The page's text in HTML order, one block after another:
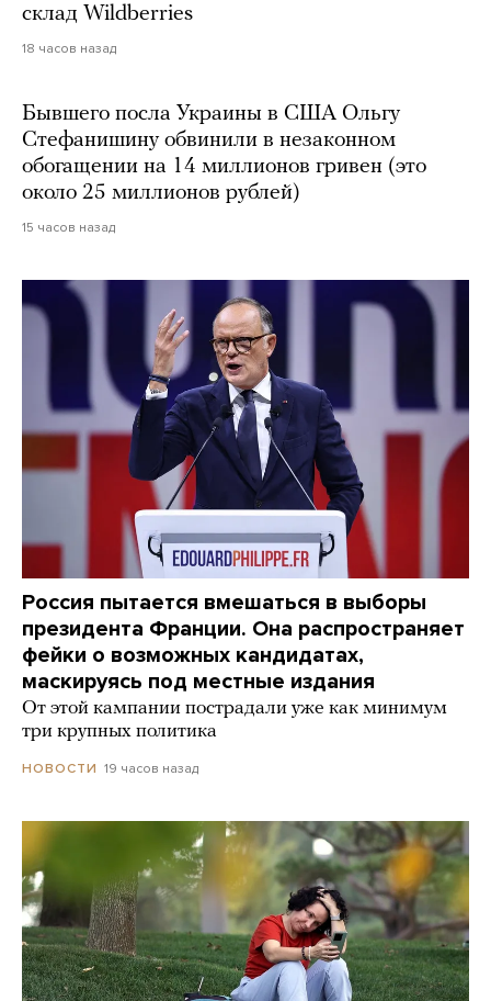
склад Wildberries
18 часов назад
Бывшего посла Украины в США Ольгу
Стефанишину обвинили в незаконном
обогащении на 14 миллионов гривен (это
около 25 миллионов рублей)
15 часов назад
Россия пытается вмешаться в выборы
президента Франции. Она распространяет
фейки о возможных кандидатах,
маскируясь под местные издания
От этой кампании пострадали уже как минимум
три крупных политика
НОВОСТИ 19 часов назад